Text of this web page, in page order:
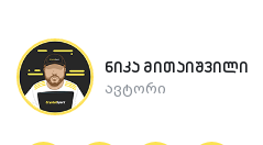
ნიკა მითაიშვილი
ავტორი